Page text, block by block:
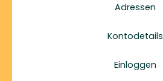
Adressen
Kontodetails
Einloggen